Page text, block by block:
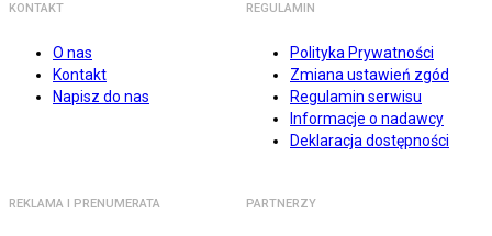
KONTAKT
O nas
Kontakt
Napisz do nas
REGULAMIN
Polityka Prywatności
Zmiana ustawień zgód
Regulamin serwisu
Informacje o nadawcy
Deklaracja dostępności
REKLAMA I PRENUMERATA PARTNERZY